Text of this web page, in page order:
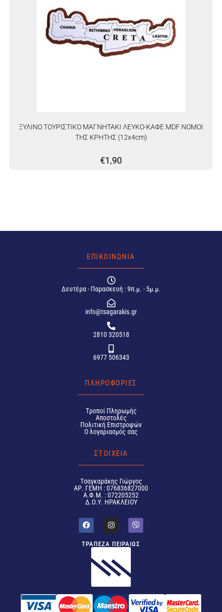
ΞΥΛΙΝΟ ΤΟΥΡΙΣΤΙΚΟ ΜΑΓΝΗΤΑΚΙ ΛΕΥΚΟ-ΚΑΦΕ MDF ΝΟΜΟΙ
ΤΗΣ ΚΡΗΤΗΣ (12x4cm)
€1,90
ΕΠΙΚΟΙΝΩΝΙΑ
Δευτέρα - Παρασκευή : 9π.μ. - 5μ.μ.
info@tsagarakis.gr
2810 320518
6977 506343
ΠΛΗΡΟΦΟΡΙΕΣ
Tροποί Πληρωμής
Αποστολές
Πολιτική Επιστροφών
Ο λογαριασμός σας
ΣΤΟΙΧΕΙΑ
Tσαγκαράκης Γιώργος
ΑΡ. ΓΕΜΗ : 076836827000
Α.Φ.Μ. : 072205252
Δ.Ο.Υ. ΗΡΑΚΛΕΙΟΥ
ΤΡΑΠΕΖΑ ΠΕΙΡΑΙΩΣ